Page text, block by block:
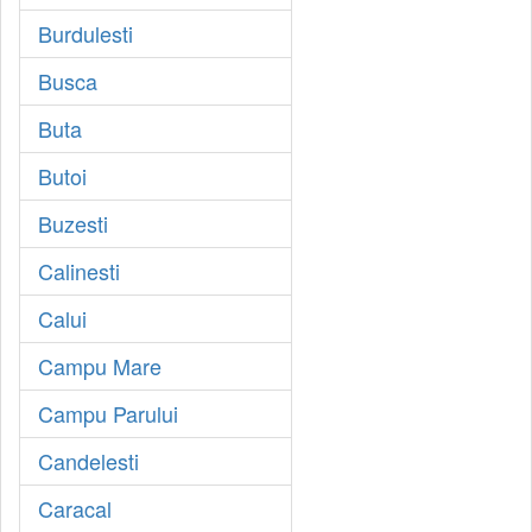
Burdulesti
Busca
Buta
Butoi
Buzesti
Calinesti
Calui
Campu Mare
Campu Parului
Candelesti
Caracal